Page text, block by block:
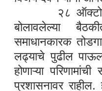
२८
बोलावलेल्या
समाधानकारक
लढ्याचे पुढील
होणाऱ्या
प्रशासनावर